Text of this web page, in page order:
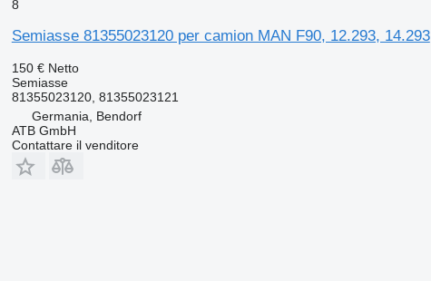
8
Semiasse 81355023120 per camion MAN F90, 12.293, 14.293
150 € Netto
Semiasse
81355023120, 81355023121
Germania, Bendorf
ATB GmbH
Contattare il venditore